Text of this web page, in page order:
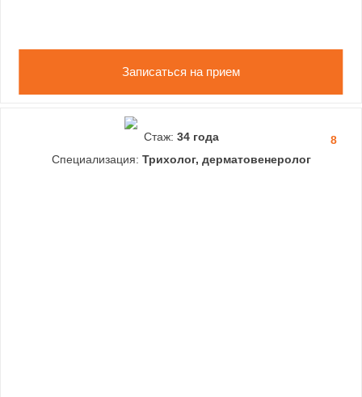
Записаться на прием
8
Стаж: 34 года
Специализация: Трихолог, дерматовенеролог